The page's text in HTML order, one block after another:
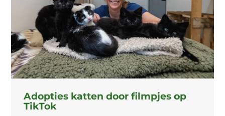
Adopties katten door filmpjes op
TikTok